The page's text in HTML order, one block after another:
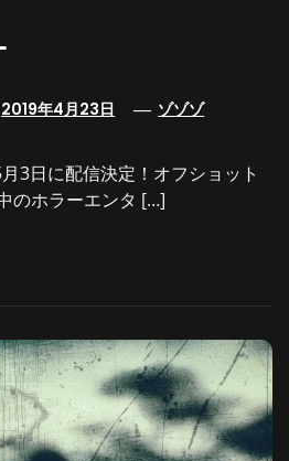
2019年4月23日 ゾゾゾ
3日に配信決定！オフショット
のホラーエンタ […]